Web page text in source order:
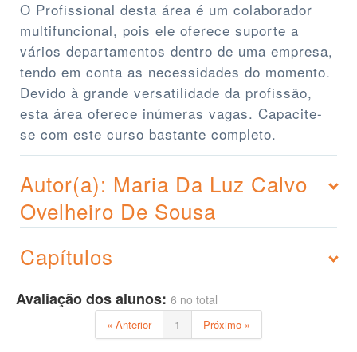
O Profissional desta área é um colaborador
multifuncional, pois ele oferece suporte a
vários departamentos dentro de uma empresa,
tendo em conta as necessidades do momento.
Devido à grande versatilidade da profissão,
esta área oferece inúmeras vagas. Capacite-
se com este curso bastante completo.
Autor(a): Maria Da Luz Calvo
Ovelheiro De Sousa
Capítulos
Avaliação dos alunos: 6 no total
« Anterior 1 Próximo »